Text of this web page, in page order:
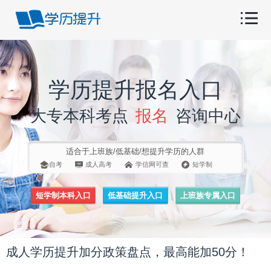
学历提升报名入口
大专本科考点 报名 咨询中心
适合于上班族/低基础/想提升学历的人群
自考 成人高考 学信网可查 短学制
短学制本科入口 低基础提升入口 上班族专属入口
成人学历提升加分政策盘点，最高能加50分！